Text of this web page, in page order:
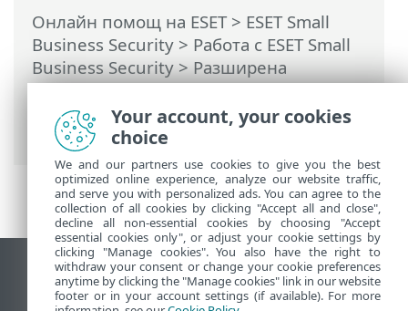
Онлайн помощ на ESET> ESET Small
Business Security > Работа с ESET Small
Business Security>Разширена
настройка>Защити>Управление на
устройства> Добавяне на правила за
управление на устройства
Преглед на настолна версия на сайт
End of Life
Your account, your cookies
choice
We and our partners use cookies to give you the best
optimized online experience, analyze our website traffic,
and serve you with personalized ads. You can agree to the
collection of all cookies by clicking "Accept all and close",
decline all non-essential cookies by choosing "Accept
essential cookies only", or adjust your cookie settings by
clicking "Manage cookies". You also have the right to
withdraw your consent or change your cookie preferences
anytime by clicking the "Manage cookies" link in our website
footer or in your account settings (if available). For more